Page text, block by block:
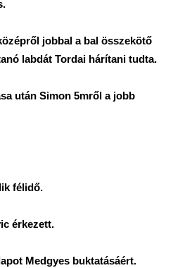
jobbal a bal összekötő
labdát Tordai hárítani tudta.
után Simon 5mről a jobb
félidő.
érkezett.
Medgyes buktatásáért.